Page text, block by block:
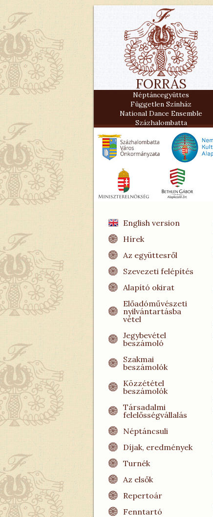
FORRÁS
Néptáncegyüttes
Független Színház
National Dance Ensemble
Százhalombatta
English version
Hírek
Az együttesről
Szevezeti felépítés
Alapító okirat
Előadóművészeti
nyilvántartásba
vétel
Jegybevétel
beszámoló
Szakmai
beszámolók
Közzététel
beszámolók
Társadalmi
felelősségvállalás
Néptáncsuli
Díjak, eredmények
Turnék
Az elsők
Repertoár
Fenntartó